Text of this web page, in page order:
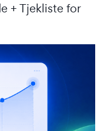
+ Tjekliste for